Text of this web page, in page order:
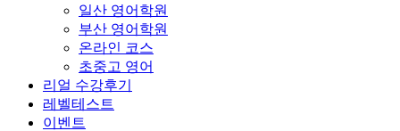
일산 영어학원
부산 영어학원
온라인 코스
초중고 영어
리얼 수강후기
레벨테스트
이벤트